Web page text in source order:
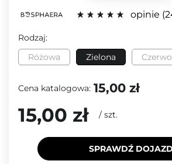
opinie
Rodzaj:
Różowa
Zielona
Cena katalogowa: 15,00 zł
15,00 zł / szt.
SPRAWDŹ DOJAZD